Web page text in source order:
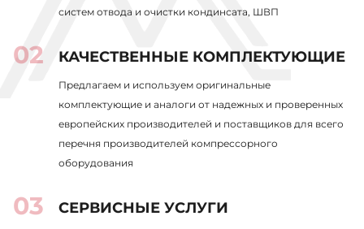
систем отвода и очистки кондинсата, ШВП
КАЧЕСТВЕННЫЕ КОМПЛЕКТУЮЩИЕ
Предлагаем и используем оригинальные
комплектующие и аналоги от надежных и проверенных
европейских производителей и поставщиков для всего
перечня производителей компрессорного
оборудования
СЕРВИСНЫЕ УСЛУГИ